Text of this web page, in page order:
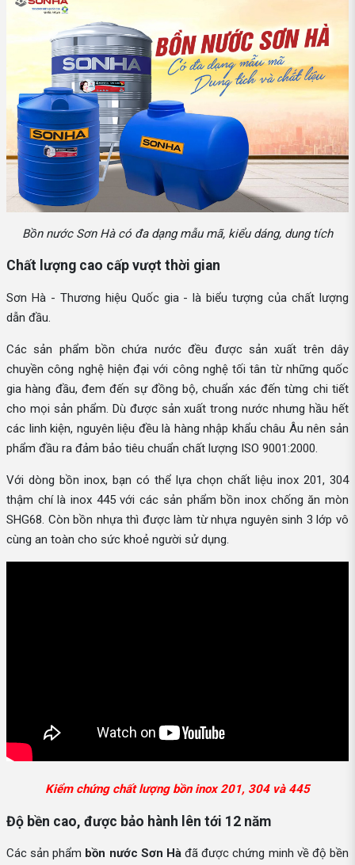
Bồn nước Sơn Hà có đa dạng mẫu mã, kiểu dáng, dung tích
Chất lượng cao cấp vượt thời gian
Sơn Hà - Thương hiệu Quốc gia - là biểu tượng của chất lượng
dẫn đầu.
Các sản phẩm bồn chứa nước đều được sản xuất trên dây
chuyền công nghệ hiện đại với công nghệ tối tân từ những quốc
gia hàng đầu, đem đến sự đồng bộ, chuẩn xác đến từng chi tiết
cho mọi sản phẩm. Dù được sản xuất trong nước nhưng hầu hết
các linh kiện, nguyên liệu đều là hàng nhập khẩu châu Âu nên sản
phẩm đầu ra đảm bảo tiêu chuẩn chất lượng ISO 9001:2000.
Với dòng bồn inox, bạn có thể lựa chọn chất liệu inox 201, 304
thậm chí là inox 445 với các sản phẩm bồn inox chống ăn mòn
SHG68. Còn bồn nhựa thì được làm từ nhựa nguyên sinh 3 lớp vô
cùng an toàn cho sức khoẻ người sử dụng.
Kiểm chứng chất lượng bồn inox 201, 304 và 445
Độ bền cao, được bảo hành lên tới 12 năm
Các sản phẩm bồn nước Sơn Hàđã được chứng minh về độ bền